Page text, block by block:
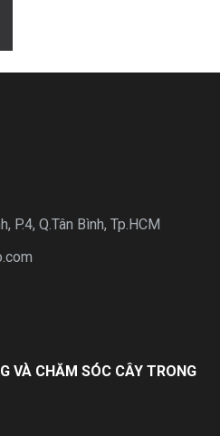
P.4, Q.Tân Bình, Tp.HCM
VÀ CHĂM SÓC CÂY TRONG